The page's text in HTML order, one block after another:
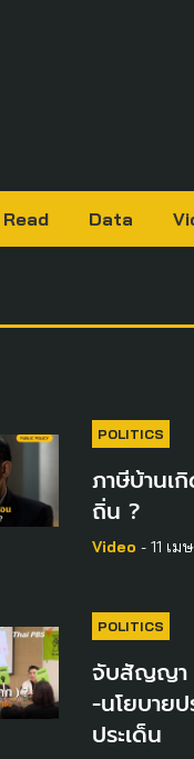
Read Data
POLITICS
ภาษีบ้านเ
ถิ่น ?
Video - 11 เม
POLITICS
จับสัญญา
-นโยบาย
ประเด็น